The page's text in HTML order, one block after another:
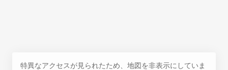
特異なアクセスが見られたため、地図を非表示にしていま